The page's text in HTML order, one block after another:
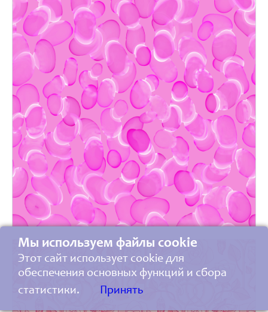
Мы используем файлы cookie
Этот сайт использует cookie для
обеспечения основных функций и сбора
статистики.
Принять